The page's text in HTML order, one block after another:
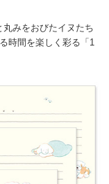
みをおびたイヌたち
時間を楽しく彩る「1